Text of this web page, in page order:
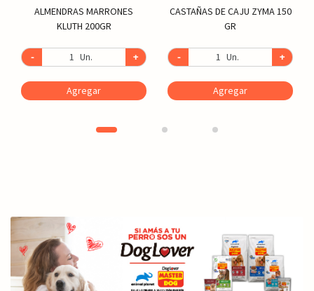
ALMENDRAS MARRONES
KLUTH 200GR
- Un. +
Agregar
CASTAÑAS DE CAJU ZYMA 150
GR
- Un. +
Agregar